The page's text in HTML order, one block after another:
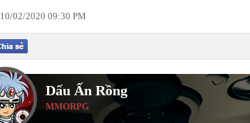
10/02/2020 09:30 PM
Dấu Ấn Rồng
MMORPG